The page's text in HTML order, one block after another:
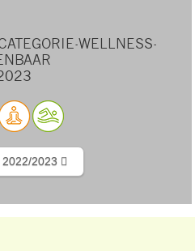
WELLNESS-
2023